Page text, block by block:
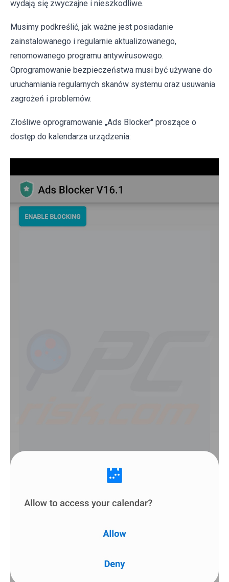
wydają się zwyczajne i nieszkodliwe.
Musimy podkreślić, jak ważne jest posiadanie
zainstalowanego i regularnie aktualizowanego,
renomowanego programu antywirusowego.
Oprogramowanie bezpieczeństwa musi być używane do
uruchamiania regularnych skanów systemu oraz usuwania
zagrożeń i problemów.
Złośliwe oprogramowanie „Ads Blocker" proszące o
dostęp do kalendarza urządzenia: